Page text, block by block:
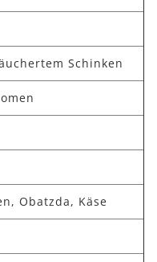
Schinken
Obatzda, Käse